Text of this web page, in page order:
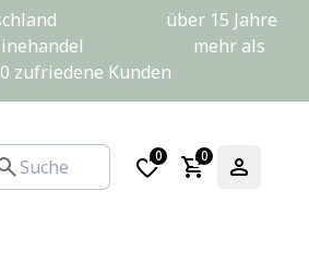
über 15 Jahre
mehr als
zufriedene Kunden
0 0